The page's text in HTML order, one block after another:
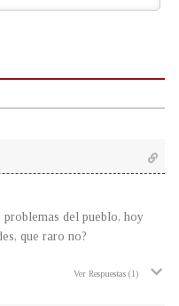
del pueblo, hoy
que raro no?
Ver Respuestas (1)